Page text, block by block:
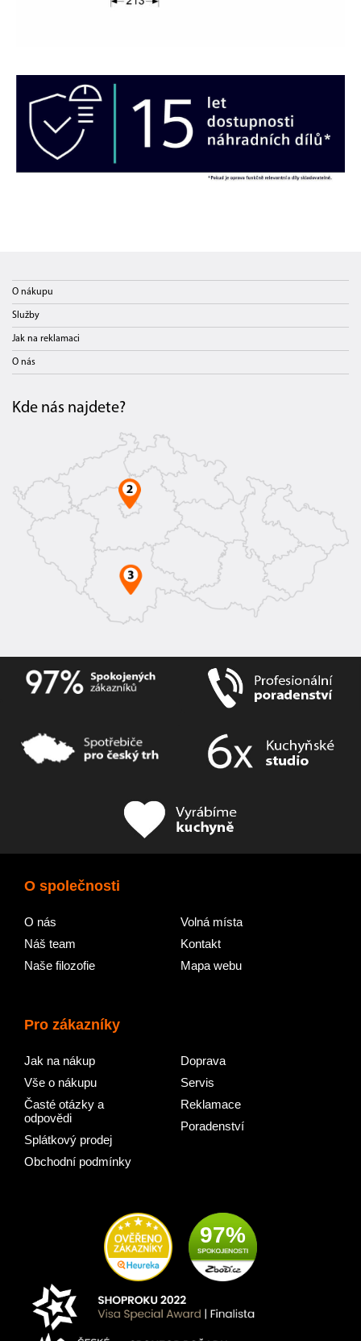
O nákupu
Služby
Jak na reklamaci
O nás
Kde nás najdete?
O společnosti
O nás
Náš team
Naše filozofie
Volná místa
Kontakt
Mapa webu
Pro zákazníky
Jak na nákup
Vše o nákupu
Časté otázky a
odpovědi
Splátkový prodej
Obchodní podmínky
Doprava
Servis
Reklamace
Poradenství
97%